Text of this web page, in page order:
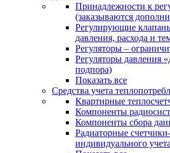
Принадлежности к
(заказываются
Регулирующие
давления, расхода и
Регуляторы –
Регуляторы давления
подпора)
Показать все
Средства учета
Квартирные
Компоненты
Компоненты сбора
Радиаторные
индивидуального учета